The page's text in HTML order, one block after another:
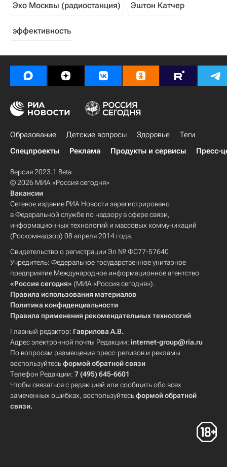
Эхо Москвы (радиостанция) Эштон Катчер
эффективность
Образование Детские вопросы Здоровье
Теги
Спецпроекты
Реклама Продукты и сервисы Пресс-
Версия 2023.1 Beta
© 2026 МИА «Россия сегодня»
Вакансии
Сетевое издание РИА Новости зарегистрировано
в Федеральной службе по надзору в сфере связи,
информационных технологий и массовых коммуникаций
(Роскомнадзор) 08 апреля 2014 года.
Свидетельство о регистрации Эл № ФС77-57640
Учредитель: Федеральное государственное унитарное
предприятие Международное информационное агентство
«Россия сегодня» (МИА «Россия сегодня»).
Правила использования материалов
Политика конфиденциальности
Правила применения рекомендательных технологий
Главный редактор: Гаврилова А.В.
Адрес электронной почты Редакции: internet-group@ria.ru
По вопросам размещения пресс-релизов и рекламы
воспользуйтесьформой обратной связи
Телефон Редакции: 7 (495) 645-6601
Чтобы связаться с редакцией или сообщить обо всех
замеченных ошибках, воспользуйтесьформой обратной
связи.